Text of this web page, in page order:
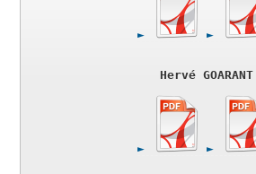
Hervé GOARANT